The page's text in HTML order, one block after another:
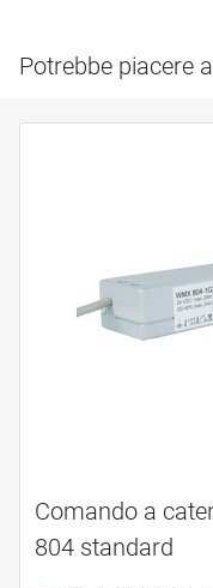
Potrebbe piacere
Comando a
804 standard